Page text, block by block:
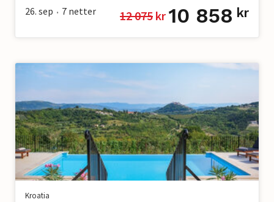
26. sep • 7 netter 12 075 kr 10 858 kr
Kroatia